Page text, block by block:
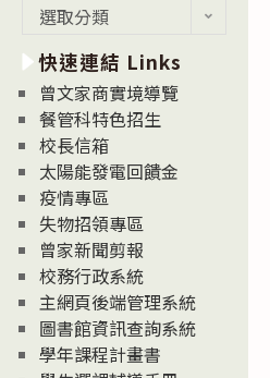
消
息
News
選取分類
快速連結 Links
曾文家商實境導覽
餐管科特色招生
校長信箱
太陽能發電回饋金
疫情專區
失物招領專區
曾家新聞剪報
校務行政系統
主網頁後端管理系統
圖書館資訊查詢系統
學年課程計畫書